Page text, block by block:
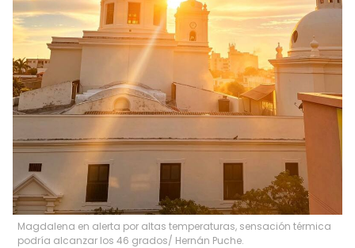
Magdalena en alerta por altas temperaturas, sensación térmica
podría alcanzar los 46 grados/ Hernán Puche.